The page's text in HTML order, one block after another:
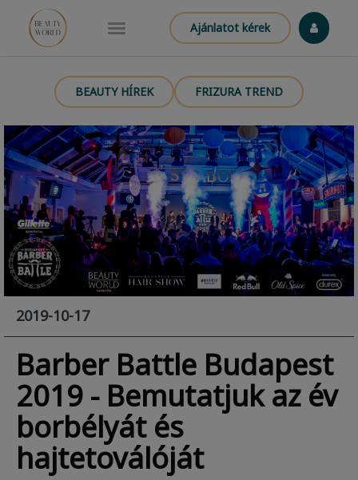
Ajánlatot kérek
BEAUTY HÍREK FRIZURA TREND
2019-10-17
Barber Battle Budapest
2019 - Bemutatjuk az év
borbélyát és
hajtetoválóját